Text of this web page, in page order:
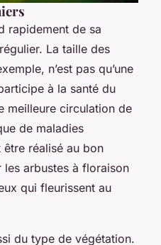
rapidement de sa
La taille des
n’est pas qu’une
à la santé du
meilleure circulation de
de maladies
être réalisé au bon
arbustes à floraison
qui fleurissent au
du type de végétation.